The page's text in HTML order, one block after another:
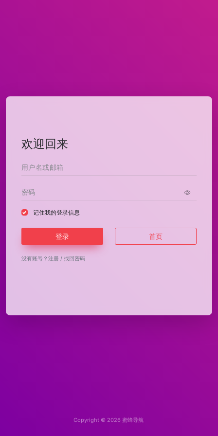
欢迎回来
记住我的登录信息
登录 首页
没有账号？ 注册 / 找回密码
Copyright © 2026 蜜蜂导航